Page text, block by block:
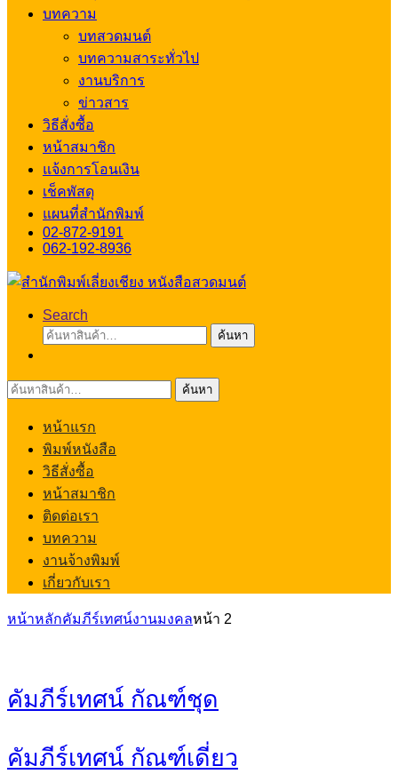
บทความ
บทสวดมนต์
บทความสาระทั่วไป
งานบริการ
ข่าวสาร
วิธีสั่งซื้อ
หน้าสมาชิก
แจ้งการโอนเงิน
เช็คพัสดุ
แผนที่สำนักพิมพ์
02-872-9191
062-192-8936
Search
ค้นหา:
ค้นหา
ค้นหา: ค้นหา
หน้าแรก
พิมพ์หนังสือ
วิธีสั่งซื้อ
หน้าสมาชิก
ติดต่อเรา
บทความ
งานจ้างพิมพ์
เกี่ยวกับเรา
หน้าหลักคัมภีร์เทศน์งานมงคลหน้า 2
คัมภีร์เทศน์ กัณฑ์ชุด
คัมภีร์เทศน์ กัณฑ์เดี่ยว